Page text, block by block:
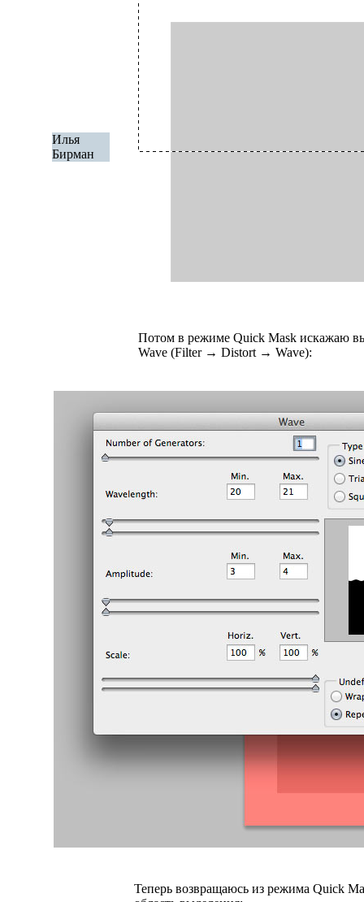
Илья
Бирман
Потом в режиме Quick Mask искажаю
Wave (Filter → Distort → Wave):
Теперь возвращаюсь из режима Quick